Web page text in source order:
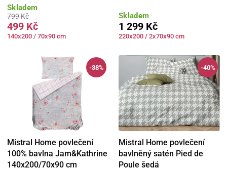
Skladem
799 Kč
499 Kč
140x200 / 70x90 cm
Skladem
1 299 Kč
220x200 / 2x70x90 cm
-38%
Mistral Home povlečení
100% bavlna Jam&Kathrine
140x200/70x90 cm
-40%
Mistral Home povlečení
bavlněný satén Pied de
Poule šedá